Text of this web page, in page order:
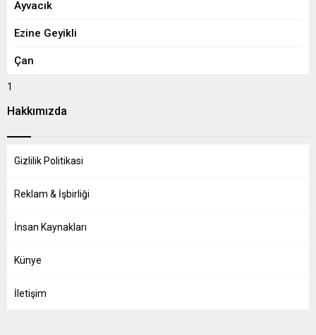
Ayvacık
Ezine Geyikli
Çan
1
Hakkımızda
Gizlilik Politikasi
Reklam & İşbirliği
İnsan Kaynakları
Künye
İletişim